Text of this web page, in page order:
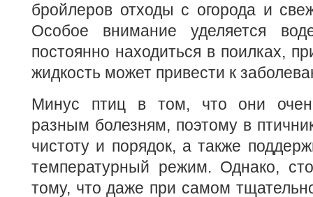
бройлеров отходы с огорода и
Особое внимание уделяется
постоянно находиться в поилках,
жидкость может привести к
Минус птиц в том, что они
разным болезням, поэтому в
чистоту и порядок, а также
температурный режим. Однако,
тому, что даже при самом